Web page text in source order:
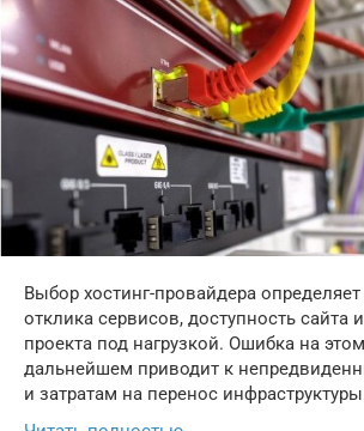
Выбор хостинг-провайдера определяет
отклика сервисов, доступность сайта
проекта под нагрузкой. Ошибка на
дальнейшем приводит к
и затратам на перенос